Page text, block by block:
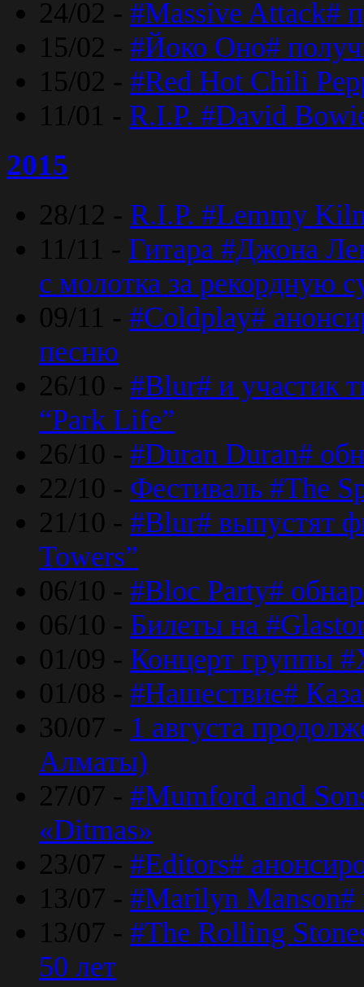
24/02 - #Massive Attack#
15/02 - #Йоко Оно#
15/02 - #Red Hot Chili
11/01 - R.I.P. #David
2015
28/12 - R.I.P. #Lemmy
11/11 - Гитара #Джона
с молотка за рекордную
09/11 - #Coldplay#
песню
26/10 - #Blur# и участик
“Park Life”
26/10 - #Duran Duran#
22/10 - Фестиваль #The
21/10 - #Blur# выпустят
Towers”
06/10 - #Bloc Party#
06/10 - Билеты на
01/09 - Концерт группы
01/08 - #Нашествие#
30/07 - 1 августа
Алматы)
27/07 - #Mumford and
«Ditmas»
23/07 - #Editors#
13/07 - #Marilyn Manson#
13/07 - #The Rolling
50 лет